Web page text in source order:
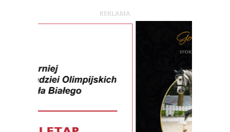
REKLAMA